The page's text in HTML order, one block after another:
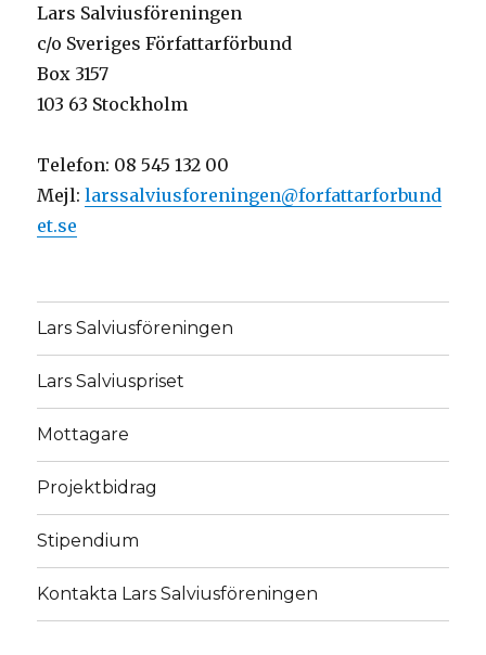
Lars Salviusföreningen
c/o Sveriges Författarförbund
Box 3157
103 63 Stockholm
Telefon: 08 545 132 00
Mejl: larssalviusforeningen@forfattarforbund
et.se
Lars Salviusföreningen
Lars Salviuspriset
Mottagare
Projektbidrag
Stipendium
Kontakta Lars Salviusföreningen